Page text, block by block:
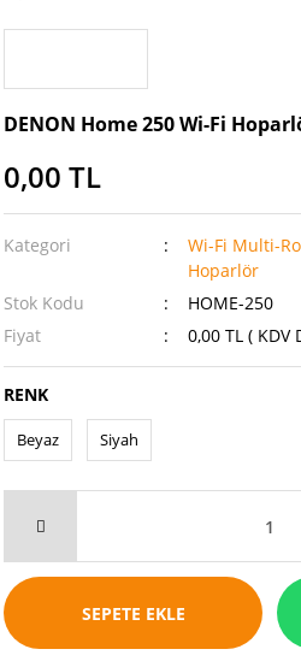
DENON Home 250 Wi-Fi
0,00 TL
Kategori Wi-Fi Multi-
Hoparlör
Stok Kodu
HOME-250
Fiyat
0,00 TL ( KDV
RENK
Beyaz Siyah
SEPETE EKLE